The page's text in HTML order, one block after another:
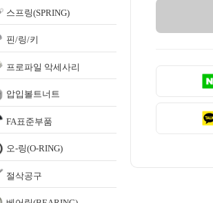
스프링(SPRING)
핀/링/키
프로파일 악세사리
압입볼트너트
FA표준부품
오-링(O-RING)
절삭공구